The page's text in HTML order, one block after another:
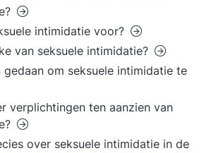
intimidatie voor?
van seksuele intimidatie?
om seksuele intimidatie te
verplichtingen ten aanzien van
over seksuele intimidatie in de